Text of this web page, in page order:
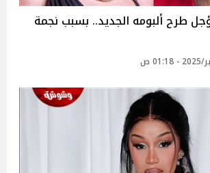
طرح ألبومه الجديد.. بسبب نجمة